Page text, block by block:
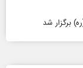
برگزار شد